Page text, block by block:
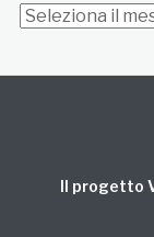
Archivi
Il progetto